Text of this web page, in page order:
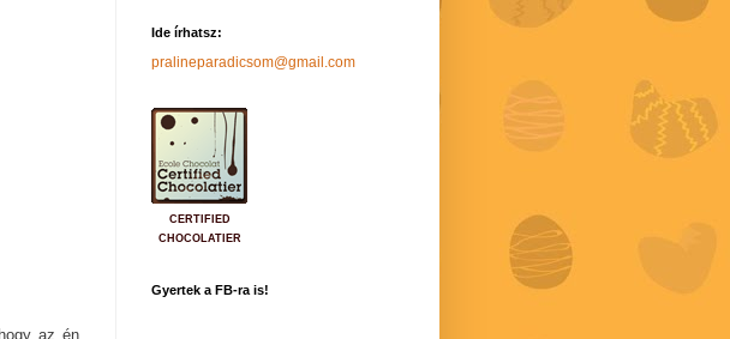
az én
Ide írhatsz:
pralineparadicsom@gmail.com
CERTIFIED
CHOCOLATIER
Gyertek a FB-ra is!